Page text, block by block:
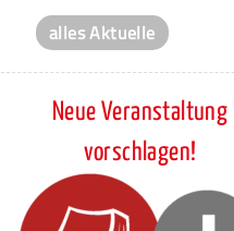
alles Aktuelle
Neue Veranstaltung
vorschlagen!